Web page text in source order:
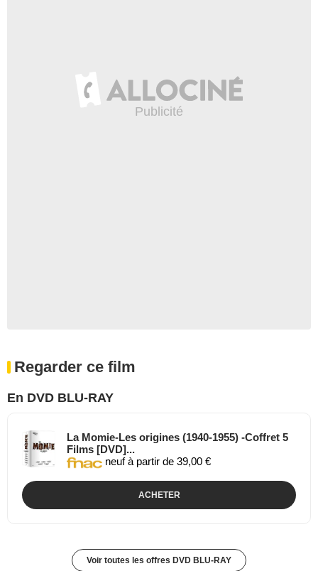
Regarder ce film
En DVD BLU-RAY
La Momie-Les origines (1940-1955) -Coffret 5
Films [DVD]...
neuf à partir de 39,00 €
ACHETER
Voir toutes les offres DVD BLU-RAY